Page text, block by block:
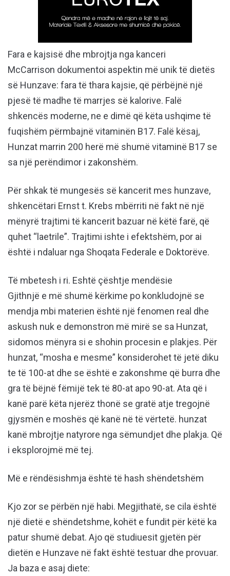
Fara e kajsisë dhe mbrojtja nga kanceri
McCarrison dokumentoi aspektin më unik të dietës
së Hunzave: fara të thara kajsie, që përbëjnë një
pjesë të madhe të marrjes së kalorive. Falë
shkencës moderne, ne e dimë që këta ushqime të
fuqishëm përmbajnë vitaminën B17. Falë kësaj,
Hunzat marrin 200 herë më shumë vitaminë B17 se
sa një perëndimor i zakonshëm.
Për shkak të mungesës së kancerit mes hunzave,
shkencëtari Ernst t. Krebs mbërriti në fakt në një
mënyrë trajtimi të kancerit bazuar në këtë farë, që
quhet “laetrile”. Trajtimi ishte i efektshëm, por ai
është i ndaluar nga Shoqata Federale e Doktorëve.
Të mbetesh i ri. Eshtë çështje mendësie
Gjithnjë e më shumë kërkime po konkludojnë se
mendja mbi materien është një fenomen real dhe
askush nuk e demonstron më mirë se sa Hunzat,
sidomos mënyra si e shohin procesin e plakjes. Për
hunzat, “mosha e mesme” konsiderohet të jetë diku
te të 100-at dhe se është e zakonshme që burra dhe
gra të bëjnë fëmijë tek të 80-at apo 90-at. Ata që i
kanë parë këta njerëz thonë se gratë atje tregojnë
gjysmën e moshës që kanë në të vërtetë. hunzat
kanë mbrojtje natyrore nga sëmundjet dhe plakja. Që
i eksplorojmë më tej.
Më e rëndësishmja është të hash shëndetshëm
Kjo zor se përbën një habi. Megjithatë, se cila është
një dietë e shëndetshme, kohët e fundit për këtë ka
patur shumë debat. Ajo që studiuesit gjetën për
dietën e Hunzave në fakt është testuar dhe provuar.
Ja baza e asaj diete: